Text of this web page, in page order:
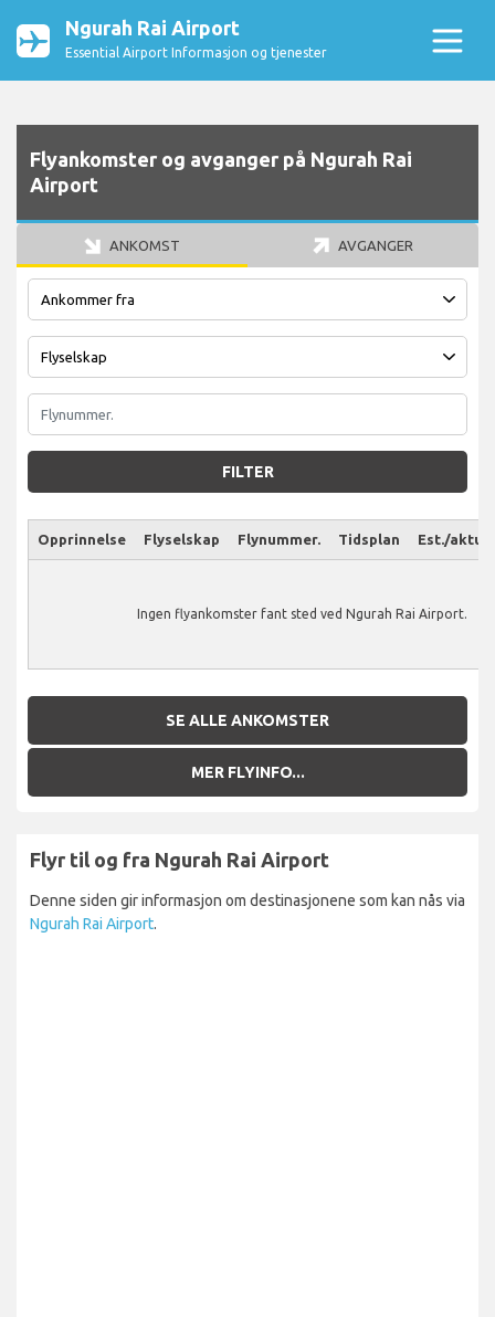
Ngurah Rai Airport
Essential Airport Informasjon og tjenester
Flyankomster og avganger på Ngurah Rai
Airport
ANKOMST AVGANGER
FILTER
Opprinnelse Flyselskap Flynummer. Tidsplan Est./
Ingen flyankomster fant sted ved Ngurah Rai Airport.
SE ALLE ANKOMSTER
MER FLYINFO...
Flyr til og fra Ngurah Rai Airport
Denne siden gir informasjon om destinasjonene som kan nås via
Ngurah Rai Airport.